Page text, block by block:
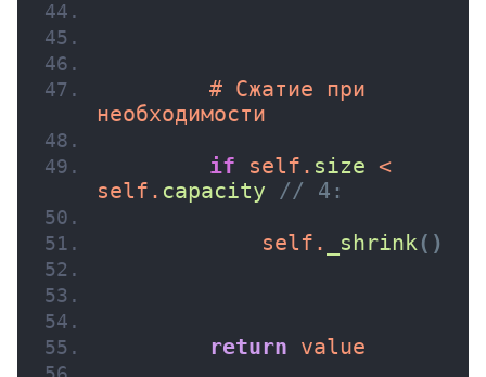
        # Сжатие при
необходимости
if self. size <
self. capacity // 4:
            self.
_shrink( )
return value